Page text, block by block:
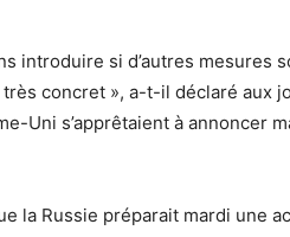
introduire si d’autres mesures
concret », a-t-il déclaré aux
Uni s’apprêtaient à annoncer
la Russie préparait mardi une